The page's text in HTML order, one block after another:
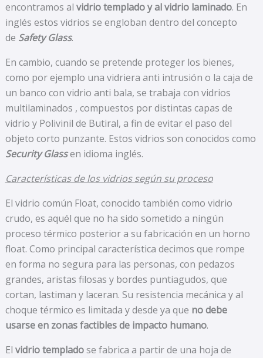
encontramos al vidrio templado y al vidrio laminado. En
inglés estos vidrios se engloban dentro del concepto
de Safety Glass.
En cambio, cuando se pretende proteger los bienes,
como por ejemplo una vidriera anti intrusión o la caja de
un banco con vidrio anti bala, se trabaja con vidrios
multilaminados , compuestos por distintas capas de
vidrio y Polivinil de Butiral, a fin de evitar el paso del
objeto corto punzante. Estos vidrios son conocidos como
Security Glassen idioma inglés.
Características de los vidrios según su proceso
El vidrio común Float, conocido también como vidrio
crudo, es aquél que no ha sido sometido a ningún
proceso térmico posterior a su fabricación en un horno
float. Como principal característica decimos que rompe
en forma no segura para las personas, con pedazos
grandes, aristas filosas y bordes puntiagudos, que
cortan, lastiman y laceran. Su resistencia mecánica y al
choque térmico es limitada y desde ya que no debe
usarse en zonas factibles de impacto humano.
El vidrio templadose fabrica a partir de una hoja de